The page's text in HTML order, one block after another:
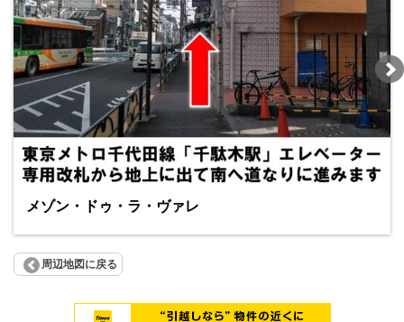
メゾン・ドゥ・ラ・ヴァレ
周辺地図に戻る